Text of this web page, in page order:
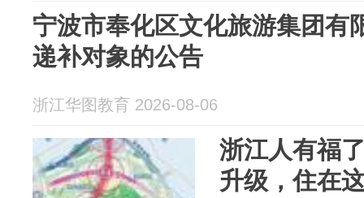
宁波市奉化区文化旅游集团有
递补对象的公告
浙江华图教育 2026-08-06
浙江人有福
升级，住在